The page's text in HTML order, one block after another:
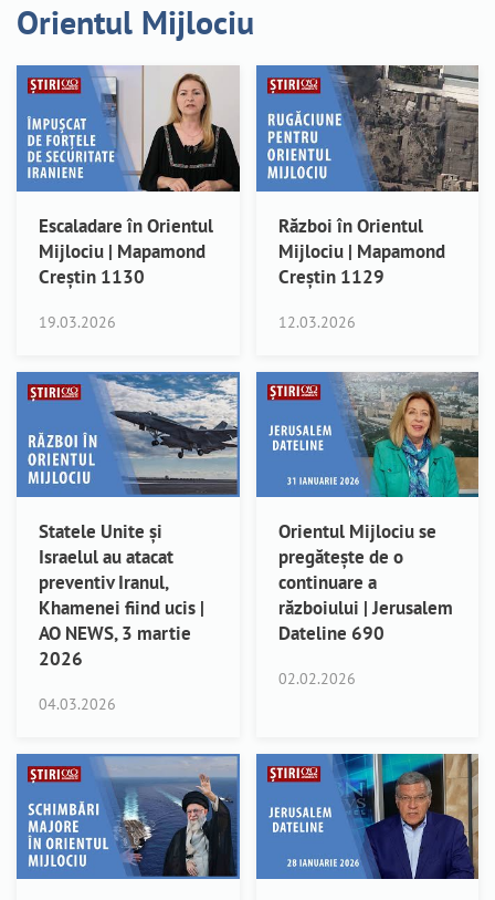
Orientul Mijlociu
Escaladare în Orientul
Mijlociu | Mapamond
Creștin 1130
19.03.2026
Război în Orientul
Mijlociu | Mapamond
Creștin 1129
12.03.2026
Statele Unite și
Israelul au atacat
preventiv Iranul,
Khamenei fiind ucis |
AO NEWS, 3 martie
2026
04.03.2026
Orientul Mijlociu se
pregătește de o
continuare a
războiului | Jerusalem
Dateline 690
02.02.2026